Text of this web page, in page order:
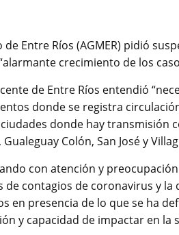
Entre Ríos (AGMER) pidió
crecimiento de los
de Entre Ríos entendió
donde se registra
donde hay transmisión
Colón, San José y
con atención y
contagios de coronavirus y
en presencia de lo que se ha
y capacidad de impactar en la